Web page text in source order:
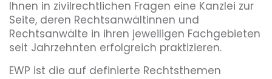
Ihnen in zivilrechtlichen Fragen eine Kanzlei zur
Seite, deren Rechtsanwältinnen und
Rechtsanwälte in ihren jeweiligen Fachgebieten
seit Jahrzehnten erfolgreich praktizieren.
EWP ist die auf definierte Rechtsthemen